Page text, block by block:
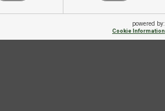
powered by:
Cookie Information